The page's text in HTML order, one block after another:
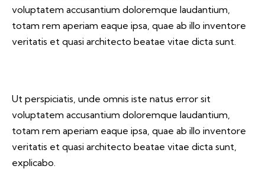
voluptatem accusantium doloremque laudantium,
totam rem aperiam eaque ipsa, quae ab illo inventore
veritatis et quasi architecto beatae vitae dicta sunt.
Ut perspiciatis, unde omnis iste natus error sit
voluptatem accusantium doloremque laudantium,
totam rem aperiam eaque ipsa, quae ab illo inventore
veritatis et quasi architecto beatae vitae dicta sunt,
explicabo.